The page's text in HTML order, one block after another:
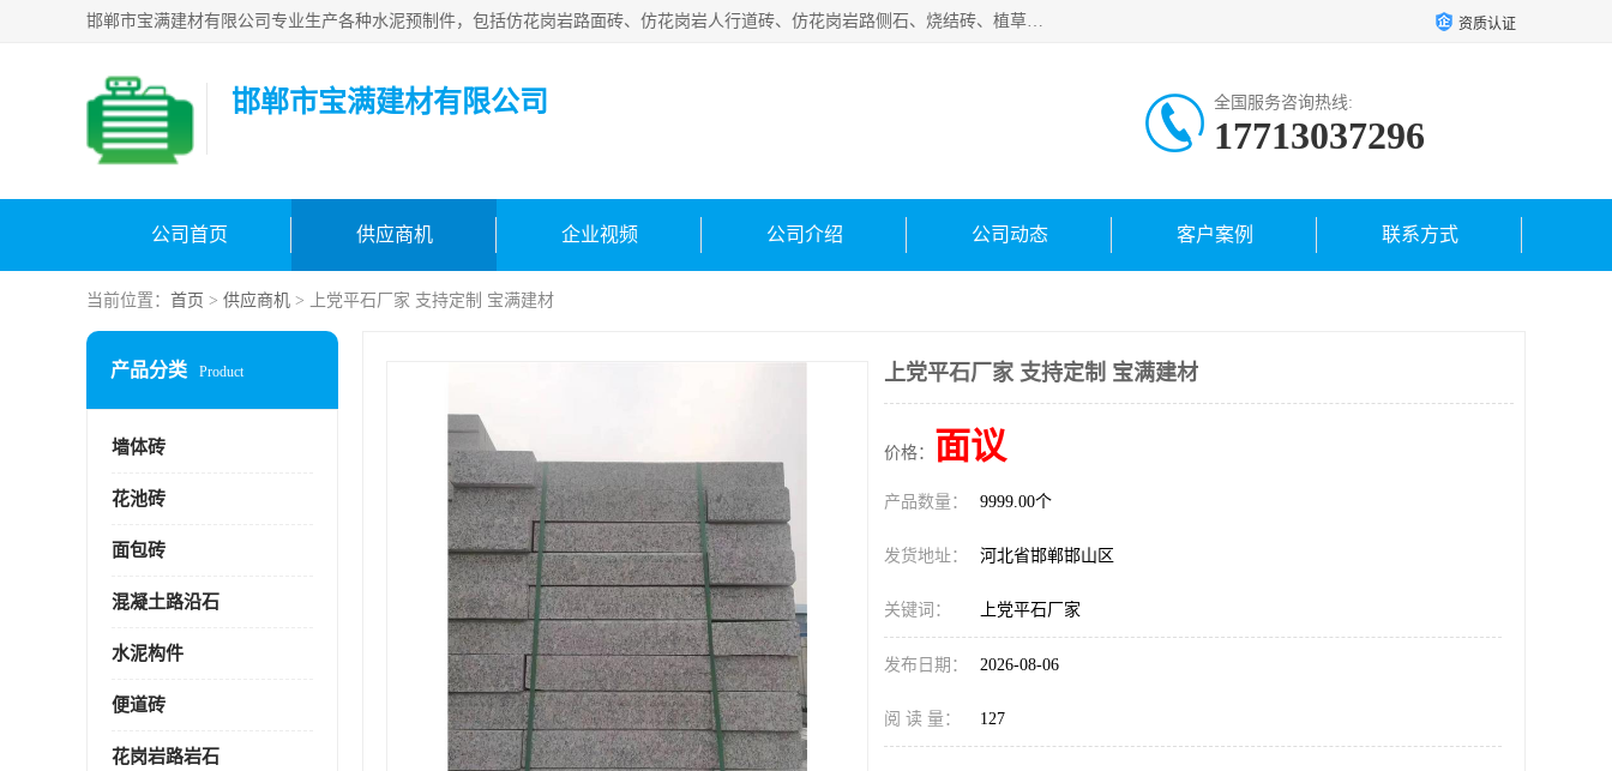
邯郸市宝满建材有限公司专业生产各种水泥预制件，包括仿花岗岩路面砖、仿花岗岩人行道砖、仿花岗岩路侧石、烧结砖、植草砖、码头砖连锁块、仿花岗岩路侧石、沙井盖、水泥盖板等各种水泥制品 资质认证
邯郸市宝满建材有限公司 全国服务咨询热线:
17713037296
公司首页 供应商机 企业视频 公司介绍 公司动态 客户案例 联系方式
当前位置： 首页 > 供应商机 > 上党平石厂家 支持定制 宝满建材
产品分类 Product
墙体砖
花池砖
面包砖
混凝土路沿石
水泥构件
便道砖
花岗岩路岩石
上党平石厂家 支持定制 宝满建材
价格： 面议
产品数量： 9999.00个
发货地址： 河北省邯郸邯山区
关键词： 上党平石厂家
发布日期： 2026-08-06
阅 读 量： 127